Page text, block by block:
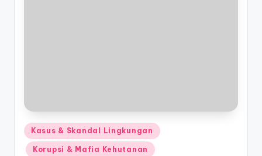
Posted
in
Kasus & Skandal Lingkungan
Korupsi & Mafia Kehutanan